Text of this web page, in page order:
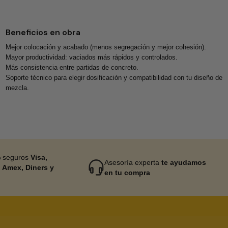
Beneficios en obra
Mejor colocación y acabado (menos segregación y mejor cohesión).
Mayor productividad: vaciados más rápidos y controlados.
Más consistencia entre partidas de concreto.
Soporte técnico para elegir dosificación y compatibilidad con tu diseño de
mezcla.
segurosVisa,
Amex, Diners y
Asesoría expertate ayudamos
en tu compra